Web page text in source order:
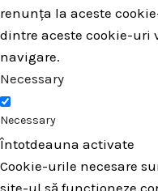
renunța la aceste
dintre aceste cookie-uri
navigare.
Necessary
Necessary
Întotdeauna activate
Cookie-urile necesare
site-ul să funcționeze